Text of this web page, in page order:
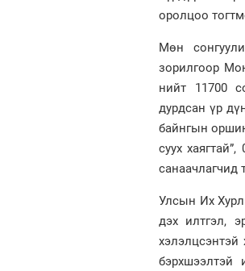
оролцоо
Мөн
зорилгоор
нийт 11700
дурдсан үр
байнгын
суух
санаачлагчид
Улсын Их
дэх илтгэл,
хэлэлцсэнтэй
бэрхшээлтэй